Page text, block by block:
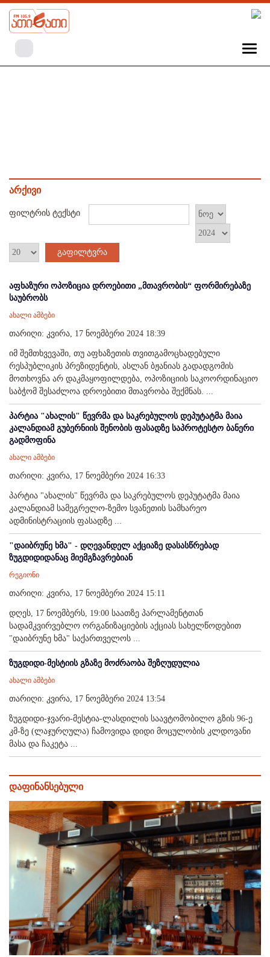
არქივი
ფილტრის ტექსტი
გაფილტვრა
აფხაზური ოპოზიცია დროებითი „მთავრობის“ ფორმირებაზე
საუბრობს
ახალი ამბები
თარიღი: კვირა, 17 ნოემბერი 2024 18:39
იმ შემთხვევაში, თუ აფხაზეთის თვითგამოცხადებული
რესპუბლიკის პრეზიდენტის, ასლან ბჟანიას გადადგომის
მოთხოვნა არ დაკმაყოფილდება, ოპოზიციის საკოორდინაციო
საბჭომ შესაძლოა დროებითი მთავრობა შექმნას. ...
პარტია "ახალის" წევრმა და საკრებულოს დეპუტატმა მაია
კალანდიამ გუბერნიის შენობის ფასადზე საპროტესტო ბანერი
გადმოფინა
ახალი ამბები
თარიღი: კვირა, 17 ნოემბერი 2024 16:33
პარტია "ახალის" წევრმა და საკრებულოს დეპუტატმა მაია
კალანდიამ სამეგრელო-ზემო სვანეთის სამხარეო
ადმინისტრაციის ფასადზე ...
"დაიბრუნე ხმა" - დღევანდელ აქციაზე დასასწრებად
ზუგდიდიდანაც მიემგზავრებიან
რეგიონი
თარიღი: კვირა, 17 ნოემბერი 2024 15:11
დღეს, 17 ნოემბერს, 19:00 საათზე პარლამენტთან
სადამკვირვებლო ორგანიზაციების აქციას სახელწოდებით
"დაიბრუნე ხმა" საქართველოს ...
ზუგდიდი-მესტიის გზაზე მოძრაობა შეზღუდულია
ახალი ამბები
თარიღი: კვირა, 17 ნოემბერი 2024 13:54
ზუგდიდი-ჯვარი-მესტია-ლასდილის საავტომობილო გზის 96-ე
კმ-ზე (ლაჯურღულა) ჩამოვიდა დიდი მოცულობის კლდოვანი
მასა და ჩაკეტა ...
დაფინანსებული